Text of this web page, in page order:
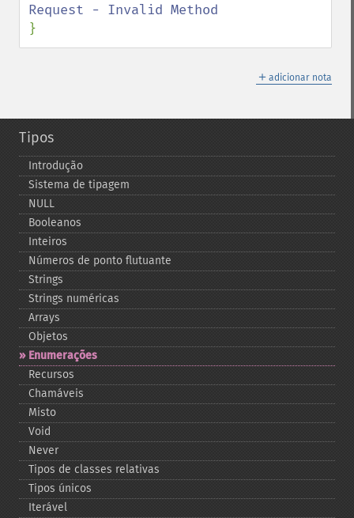
}
＋ adicionar nota
Tipos
Introdução
Sistema de tipagem
NULL
Booleanos
Inteiros
Números de ponto flutuante
Strings
Strings numéricas
Arrays
Objetos
Enumerações
Recursos
Chamáveis
Misto
Void
Never
Tipos de classes relativas
Tipos únicos
Iterável